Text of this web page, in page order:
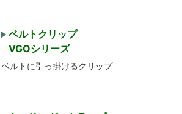
ベルトクリップ
VGOシリーズ
ベルトに引っ掛けるクリップ